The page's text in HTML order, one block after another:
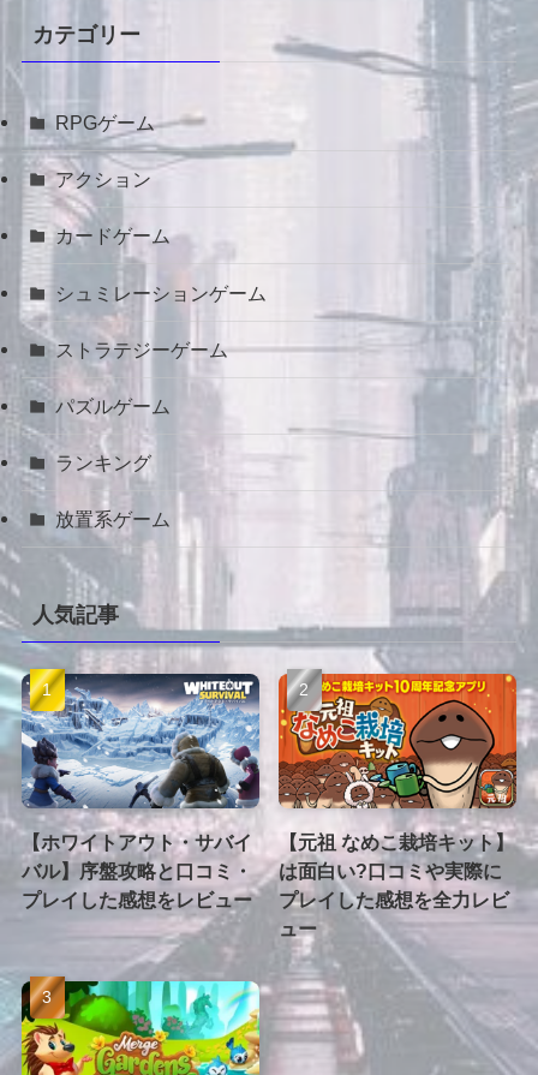
カテゴリー
RPGゲーム
アクション
カードゲーム
シュミレーションゲーム
ストラテジーゲーム
パズルゲーム
ランキング
放置系ゲーム
人気記事
【ホワイトアウト・サバイ
バル】序盤攻略と口コミ・
プレイした感想をレビュー
【元祖 なめこ栽培キット】
は面白い?口コミや実際に
プレイした感想を全力レビ
ュー